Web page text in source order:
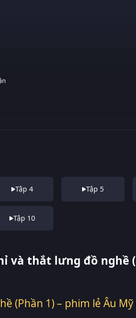
Tập 4 Tập 5
Tập 10
và thắt lưng đồ nghề
(Phần 1) – phim lẻ Âu